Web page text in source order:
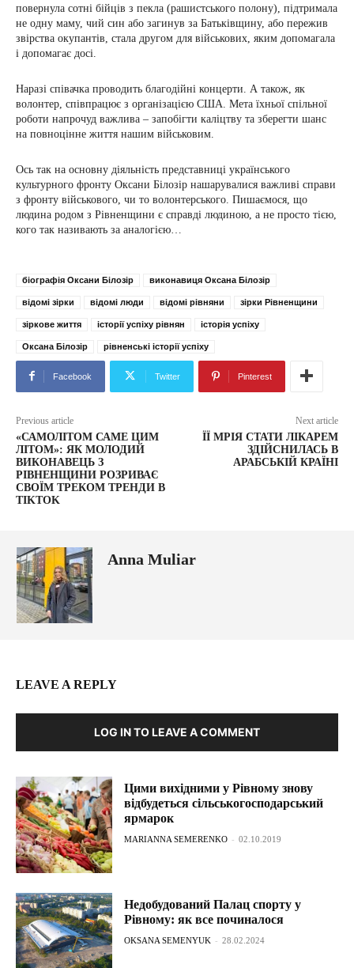
повернула сотні бійців з пекла (рашистського полону), підтримала
не одну маму, чий син або загинув за Батьківщину, або пережив
звірства окупантів, стала другом для військових, яким допомагала
і допомагає досі.
Наразі співачка проводить благодійні концерти. А також, як
волонтер, співпрацює з організацією США. Мета їхньої спільної
роботи напрочуд важлива – запобігти каліцтву та зберегти шанс
на повноцінне життя нашим військовим.
Ось так на основну діяльність представниці українського
культурного фронту Оксани Білозір нашарувалися важливі справи
з фронту військового, чи то волонтерського. Пишаємося, що
людина родом з Рівненщини є справді людиною, а не просто тією,
кого так називають за аналогією…
біографія Оксани Білозір виконавиця Оксана Білозір
відомі зірки відомі люди відомі рівняни зірки Рівненщини
зіркове життя історії успіху рівнян історія успіху
Оксана Білозір рівненські історії успіху
Facebook Twitter Pinterest
Previous article
«САМОЛІТОМ САМЕ ЦИМ
ЛІТОМ»: ЯК МОЛОДИЙ
ВИКОНАВЕЦЬ З
РІВНЕНЩИНИ РОЗРИВАЄ
СВОЇМ ТРЕКОМ ТРЕНДИ В
TIKTOK
Next article
ЇЇ МРІЯ СТАТИ ЛІКАРЕМ
ЗДІЙСНИЛАСЬ В
АРАБСЬКІЙ КРАЇНІ
Anna Muliar
LEAVE A REPLY
LOG IN TO LEAVE A COMMENT
Цими вихідними у Рівному знову
відбудеться сільськогосподарський
ярмарок
MARIANNA SEMERENKO - 02.10.2019
Недобудований Палац спорту у
Рівному: як все починалося
OKSANA SEMENYUK - 28.02.2024